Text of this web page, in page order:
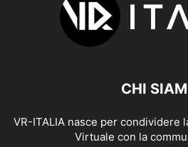
CHI
VR-ITALIA nasce per condividere
Virtuale con la